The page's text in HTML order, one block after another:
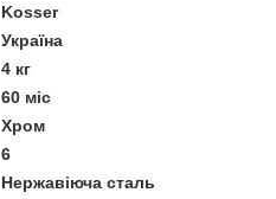
Kosser
Україна
4 кг
60 міс
Хром
6
Нержавіюча сталь